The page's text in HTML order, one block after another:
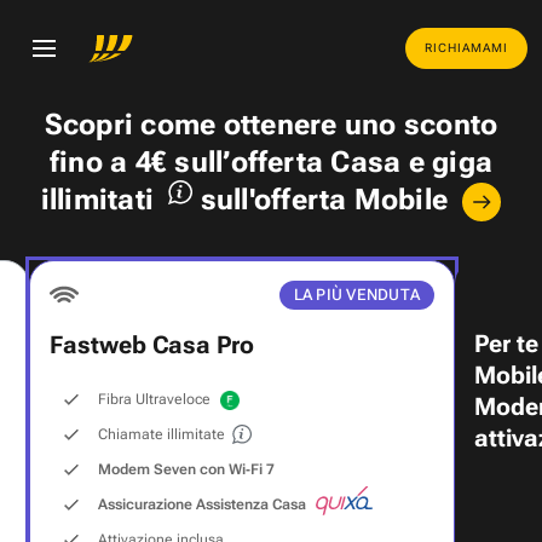
RICHIAMAMI
Scopri come ottenere uno sconto
fino a 4€ sull’offerta Casa egiga
illimitati
sull'offerta Mobile
LA PIÙ VENDUTA
Fastweb Casa Pro
Fibra Ultraveloce
Chiamate illimitate
Modem Seven con Wi‑Fi 7
Assicurazione Assistenza Casa
Per